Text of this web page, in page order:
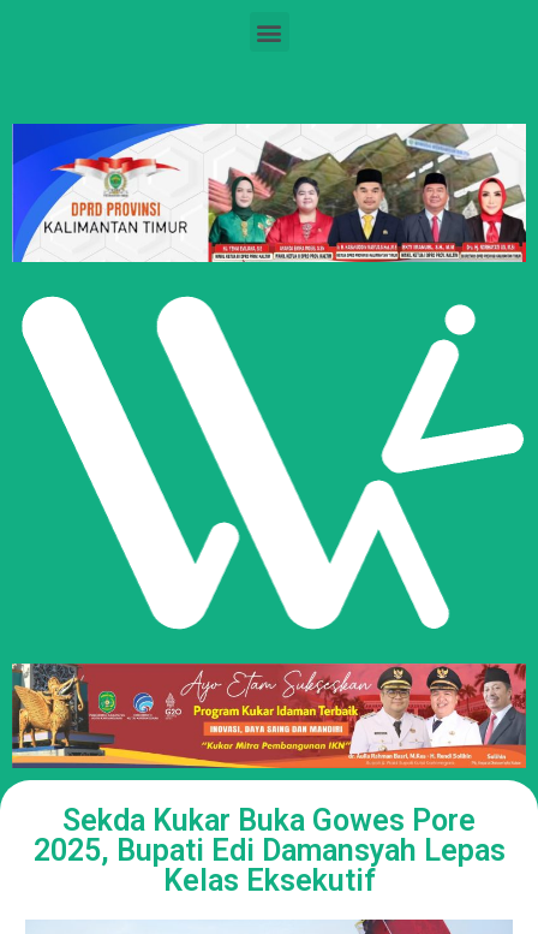
Sekda Kukar Buka Gowes Pore
2025, Bupati Edi Damansyah Lepas
Kelas Eksekutif